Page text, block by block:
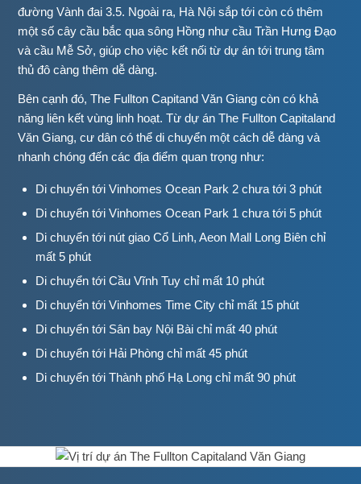
đường Vành đai 3.5. Ngoài ra, Hà Nội sắp tới còn có thêm
một số cây cầu bắc qua sông Hồng như cầu Trần Hưng Đạo
và cầu Mễ Sở, giúp cho việc kết nối từ dự án tới trung tâm
thủ đô càng thêm dễ dàng.
Bên cạnh đó, The Fullton Capitand Văn Giang còn có khả
năng liên kết vùng linh hoạt. Từ dự án The Fullton Capitaland
Văn Giang, cư dân có thể di chuyển một cách dễ dàng và
nhanh chóng đến các địa điểm quan trọng như:
Di chuyển tới Vinhomes Ocean Park 2 chưa tới 3 phút
Di chuyển tới Vinhomes Ocean Park 1 chưa tới 5 phút
Di chuyển tới nút giao Cổ Linh, Aeon Mall Long Biên chỉ
mất 5 phút
Di chuyển tới Cầu Vĩnh Tuy chỉ mất 10 phút
Di chuyển tới Vinhomes Time City chỉ mất 15 phút
Di chuyển tới Sân bay Nội Bài chỉ mất 40 phút
Di chuyển tới Hải Phòng chỉ mất 45 phút
Di chuyển tới Thành phố Hạ Long chỉ mất 90 phút